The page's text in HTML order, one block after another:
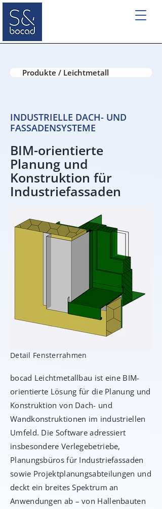
Produkte / Leichtmetall
INDUSTRIELLE DACH- UND
FASSADENSYSTEME
BIM-orientierte
Planung und
Konstruktion für
Industriefassaden
Detail Fensterrahmen
bocad Leichtmetallbau ist eine BIM-
orientierte Lösung für die Planung und
Konstruktion von Dach- und
Wandkonstruktionen im industriellen
Umfeld. Die Software adressiert
insbesondere Verlegebetriebe,
Planungsbüros für Industriefassaden
sowie Projektplanungsabteilungen und
deckt ein breites Spektrum an
Anwendungen ab – von Hallenbauten